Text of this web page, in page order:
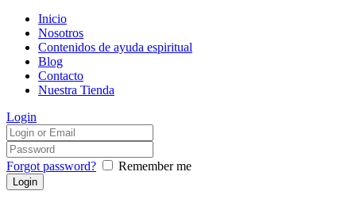
Inicio
Nosotros
Contenidos de ayuda espiritual
Blog
Contacto
Nuestra Tienda
Login
Forgot password? Remember me